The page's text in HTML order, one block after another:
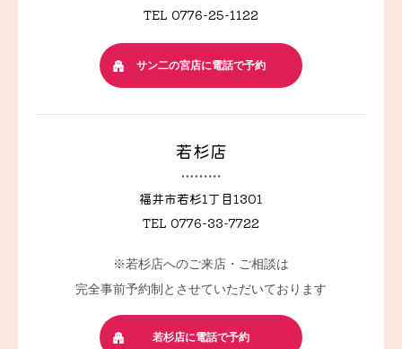
TEL 0776-25-1122
サン二の宮店に電話で予約
若杉店
福井市若杉1丁目1301
TEL 0776-33-7722
※若杉店へのご来店・ご相談は
完全事前予約制とさせていただいております
若杉店に電話で予約